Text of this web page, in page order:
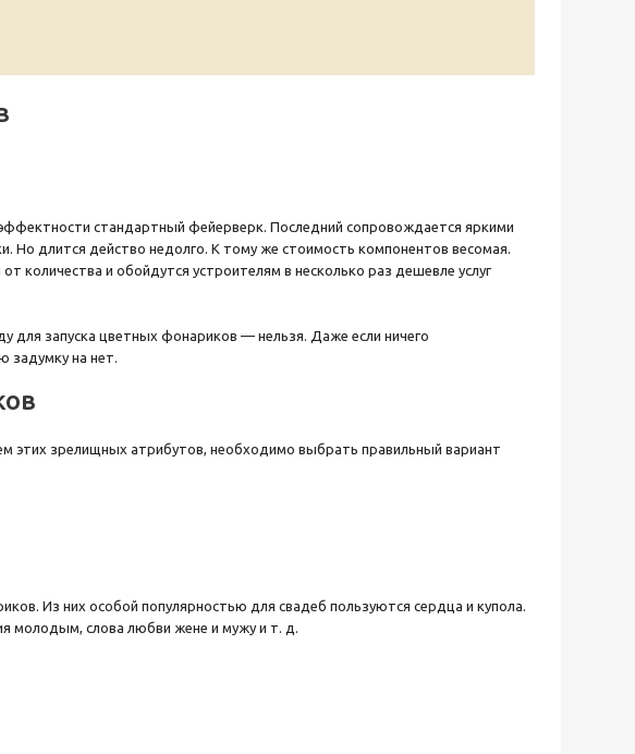
стандартный фейерверк. Последний сопровождается яркими
длится действо недолго. К тому же стоимость компонентов весомая.
количества и обойдутся устроителям в несколько раз дешевле услуг
для запуска цветных фонариков — нельзя. Даже если ничего
задумку на нет.
этих зрелищных атрибутов, необходимо выбрать правильный вариант
Из них особой популярностью для свадеб пользуются сердца и купола.
молодым, слова любви жене и мужу и т. д.